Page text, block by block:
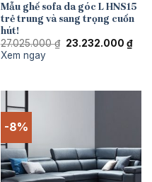
Mẫu ghế sofa da góc L HNS15
trẻ trung và sang trọng cuốn
hút!
27.025.000₫ Giá
23.232.000 ₫Giá
hiện
Xem ngay
-8%